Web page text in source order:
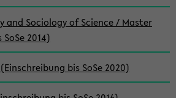
and Sociology of Science / Master
2014)
bis SoSe 2020)